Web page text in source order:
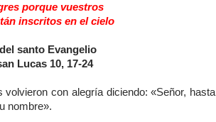
porque vuestros
inscritos en el cielo
santo Evangelio
Lucas 10, 17-24
con alegría diciendo: «Señor, hasta
nombre».